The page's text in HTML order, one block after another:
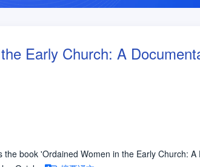
Early Church: A
the book 'Ordained Women in the Early Church: